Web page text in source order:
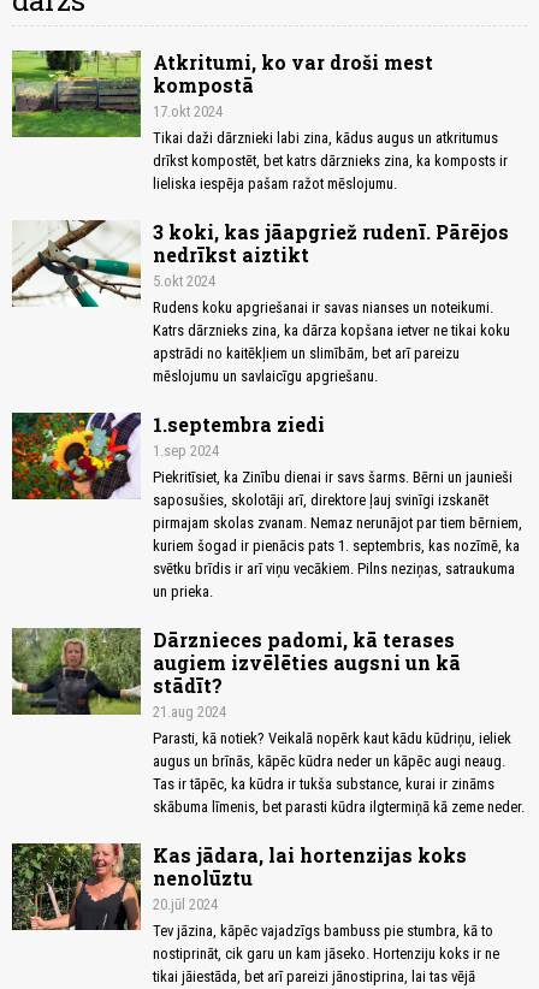
Atkritumi, ko var droši mest
kompostā
17.okt 2024
Tikai daži dārznieki labi zina, kādus augus un atkritumus
drīkst kompostēt, bet katrs dārznieks zina, ka komposts ir
lieliska iespēja pašam ražot mēslojumu.
3 koki, kas jāapgriež rudenī. Pārējos
nedrīkst aiztikt
5.okt 2024
Rudens koku apgriešanai ir savas nianses un noteikumi.
Katrs dārznieks zina, ka dārza kopšana ietver ne tikai koku
apstrādi no kaitēkļiem un slimībām, bet arī pareizu
mēslojumu un savlaicīgu apgriešanu.
1.septembra ziedi
1.sep 2024
Piekritīsiet, ka Zinību dienai ir savs šarms. Bērni un jaunieši
saposušies, skolotāji arī, direktore ļauj svinīgi izskanēt
pirmajam skolas zvanam. Nemaz nerunājot par tiem bērniem,
kuriem šogad ir pienācis pats 1. septembris, kas nozīmē, ka
svētku brīdis ir arī viņu vecākiem. Pilns neziņas, satraukuma
un prieka.
Dārznieces padomi, kā terases
augiem izvēlēties augsni un kā
stādīt?
21.aug 2024
Parasti, kā notiek? Veikalā nopērk kaut kādu kūdriņu, ieliek
augus un brīnās, kāpēc kūdra neder un kāpēc augi neaug.
Tas ir tāpēc, ka kūdra ir tukša substance, kurai ir zināms
skābuma līmenis, bet parasti kūdra ilgtermiņā kā zeme neder.
Kas jādara, lai hortenzijas koks
nenolūztu
20.jūl 2024
Tev jāzina, kāpēc vajadzīgs bambuss pie stumbra, kā to
nostiprināt, cik garu un kam jāseko. Hortenziju koks ir ne
tikai jāiestāda, bet arī pareizi jānostiprina, lai tas vējā